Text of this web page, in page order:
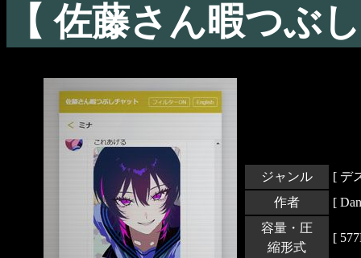
【 佐藤さん暇つぶ
ジャンル
[ デ
作者
[
容量・圧
縮形式
[